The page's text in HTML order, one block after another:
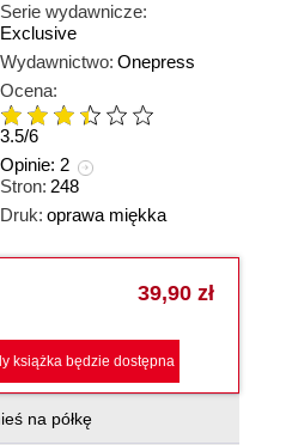
Serie wydawnicze:
Exclusive
Wydawnictwo: Onepress
Ocena:
3.5/6
Opinie: 2
Stron: 248
Druk: oprawa miękka
39,90 zł
książka będzie dostępna
na półkę